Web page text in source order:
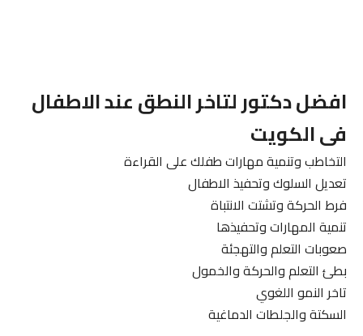
افضل دكتور لتاخر النطق عند الاطفال
فى الكويت
التخاطب وتنمية مهارات طفلك على القراءة
تعديل السلوك وتحفيذ الاطفال
فرط الحركة وتشتت الانتباة
تنمية المهارات وتحفيذها
صعوبات التعلم والتهجئة
بطئ التعلم والحركة والخمول
تاخر النمو اللغوي
السكتة والجلطات الدماغية